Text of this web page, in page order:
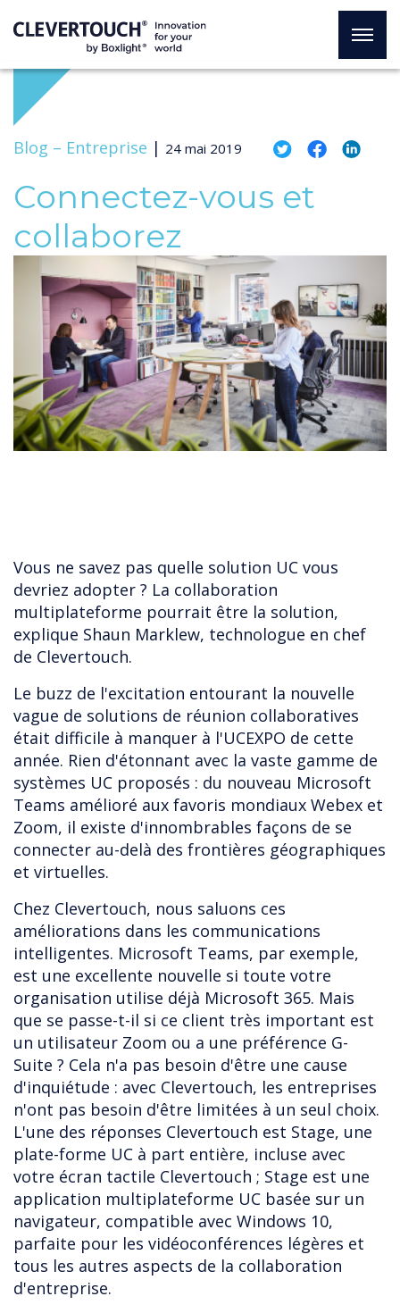
Blog – Entreprise | 24 mai 2019
Connectez-vous et
collaborez
Vous ne savez pas quelle solution UC vous
devriez adopter ? La collaboration
multiplateforme pourrait être la solution,
explique Shaun Marklew, technologue en chef
de Clevertouch.
Le buzz de l'excitation entourant la nouvelle
vague de solutions de réunion collaboratives
était difficile à manquer à l'UCEXPO de cette
année. Rien d'étonnant avec la vaste gamme de
systèmes UC proposés : du nouveau Microsoft
Teams amélioré aux favoris mondiaux Webex et
Zoom, il existe d'innombrables façons de se
connecter au-delà des frontières géographiques
et virtuelles.
Chez Clevertouch, nous saluons ces
améliorations dans les communications
intelligentes. Microsoft Teams, par exemple,
est une excellente nouvelle si toute votre
organisation utilise déjà Microsoft 365. Mais
que se passe-t-il si ce client très important est
un utilisateur Zoom ou a une préférence G-
Suite ? Cela n'a pas besoin d'être une cause
d'inquiétude : avec Clevertouch, les entreprises
n'ont pas besoin d'être limitées à un seul choix.
L'une des réponses Clevertouch est Stage, une
plate-forme UC à part entière, incluse avec
votre écran tactile Clevertouch ; Stage est une
application multiplateforme UC basée sur un
navigateur, compatible avec Windows 10,
parfaite pour les vidéoconférences légères et
tous les autres aspects de la collaboration
d'entreprise.